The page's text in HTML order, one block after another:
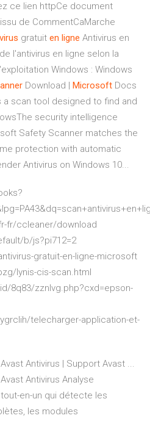
ce lien httpCe document
de CommentCaMarche
gratuit en ligne Antivirus en
l'antivirus en ligne selon la
Windows : Windows
Download | Microsoft Docs
scan tool designed to find and
security intelligence
Safety Scanner matches the
protection with automatic
Antivirus on Windows 10...
fr/ccleaner/download
b/js?pi712=2
gratuit-en-ligne-microsoft
lynis-cis-scan.html
8q83/zznlvg.php?cxd=epson-
telecharger-application-et-
Antivirus | Support Avast ...
Antivirus Analyse
en-un qui détecte les
les modules